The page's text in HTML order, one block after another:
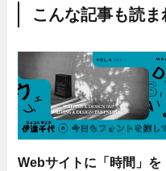
こんな記事も読
Webサイトに「時間」を